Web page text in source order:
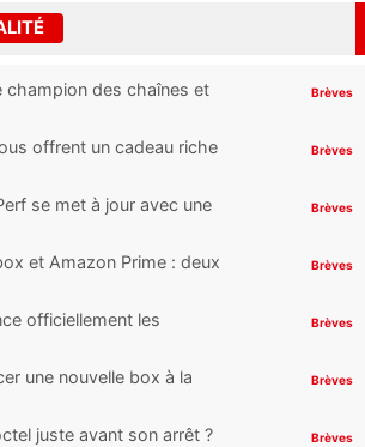
champion des chaînes et
Brèves
offrent un cadeau riche
Brèves
se met à jour avec une
Brèves
et Amazon Prime : deux
Brèves
officiellement les
Brèves
une nouvelle box à la
Brèves
juste avant son arrêt ?
Brèves